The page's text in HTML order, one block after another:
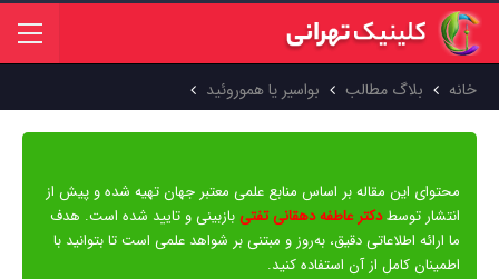
خانه بلاگ مطالب بواسیر یا هموروئید
محتوای این مقاله بر اساس منابع علمی معتبر جهان تهیه شده و پیش از
انتشار توسطدکتر عاطفه دهقانی تفتی بازبینی و تایید شده است. هدف
ما ارائه اطلاعاتی دقیق، به‌روز و مبتنی بر شواهد علمی است تا بتوانید با
اطمینان کامل از آن استفاده کنید.